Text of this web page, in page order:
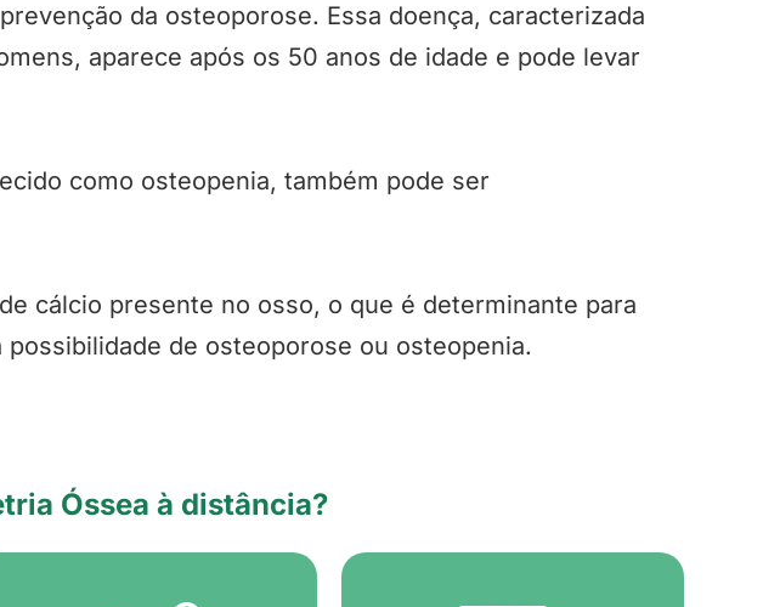
da osteoporose. Essa doença, caracterizada
aparece após os 50 anos de idade e pode levar
como osteopenia, também pode ser
cálcio presente no osso, o que é determinante para
de osteoporose ou osteopenia.
Óssea à distância?